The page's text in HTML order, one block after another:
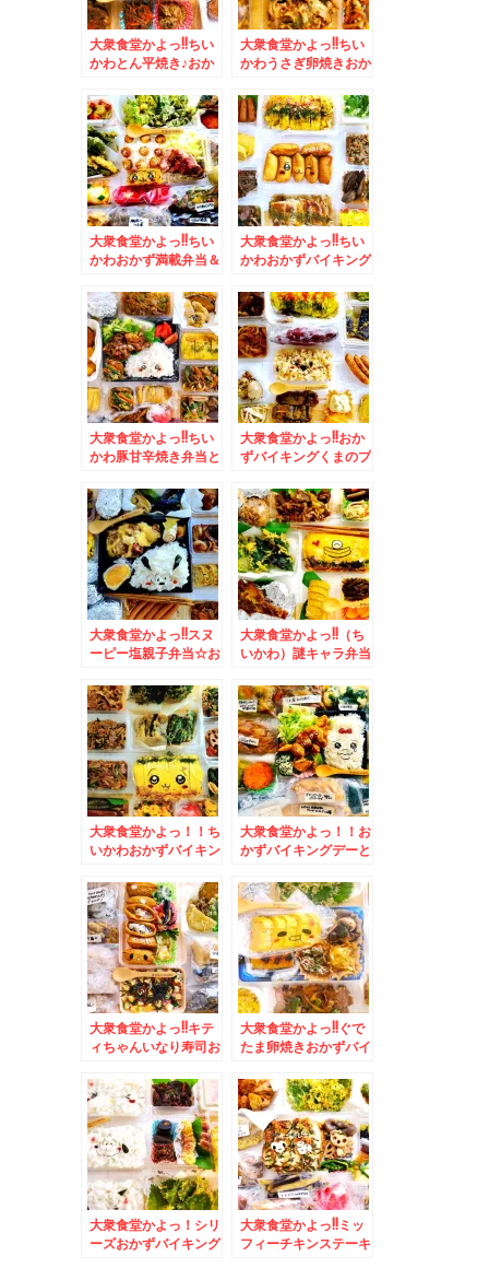
大衆食堂かよっ!!ちい
かわとん平焼き♪おか
堂 日高屋」さんの
「タンメン」近くに日
高屋さんが欲しい件(*
´艸`*)
大衆食堂かよっ!!ちい
かわうさぎ卵焼きおか
だΣ(ﾟДﾟ)「ラーメン
の店 えぞっこ」さん
の「野菜醤油ラーメ
ン」(*´艸`*)
大衆食堂かよっ!!ちい
かわおかず満載弁当＆
「金曜日のサンドイッ
チ３００円」と「コロ
ッケ５０円」Σ（・
□・；）
大衆食堂かよっ!!ちい
かわおかずバイキング
ン」さんの「海老ラー
メン」「味噌味」食べ
たよ～(*´艸`*)
大衆食堂かよっ!!ちい
かわ豚甘辛焼き弁当と
´艸`*)＆「路地裏カレ
ーサムライ平岸総本
店」さんの「侍まつ
り」「カキフライ、ブ
ロッコリー、チキン」
(*´艸`*)
大衆食堂かよっ!!おか
ずバイキングくまのプ
「神谷バー」で「電気
ブラン」と「煮込み」
(*´艸`*)
大衆食堂かよっ!!スヌ
ーピー塩親子弁当☆お
前田「馬鹿値食堂」さ
んの「カレーライス」
３５０円でこの量とお
味ってΣ(ﾟДﾟ)
大衆食堂かよっ!!（ち
いかわ）謎キャラ弁当
竹葉亭」さんの「醤油
ラーメン」初めての
味！！(*´艸`*)
大衆食堂かよっ！！ち
いかわおかずバイキン
千歳店さんの「野菜天
ぷら定食」と外せない
絶品「塩辛」店舗限定
(*´艸`*)
大衆食堂かよっ！！お
かずバイキングデーと
＆簡単だけど病みつき
になる朝ごはんレシピ
♪レタス納豆ど～ん♪(*
´艸`*)
大衆食堂かよっ!!キテ
ィちゃんいなり寿司お
峠「峠の茶屋」の「あ
げいも」こちらは無料
トッピングが充実(*
´艸`*)
大衆食堂かよっ!!ぐで
たま卵焼きおかずバイ
中華そば 竹祥」さん
の「特製貝出汁中華そ
ば」「貝めし」身体に
染みわたる～(*´艸`*)
大衆食堂かよっ！シリ
ーズおかずバイキング
大衆食堂かよっ!!ミッ
フィーチキンステーキ